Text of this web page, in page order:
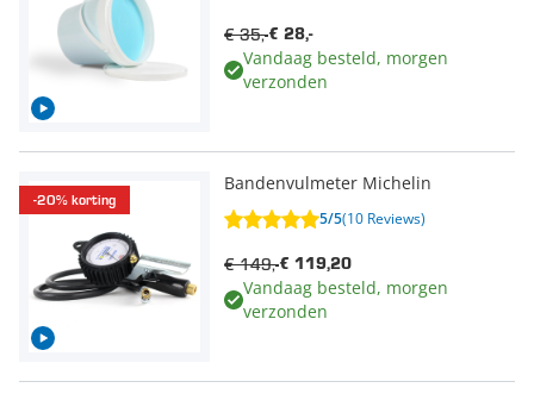
€ 28,-
€ 35,-
Vandaag besteld, morgen
verzonden
-20% korting
Bandenvulmeter Michelin
5/5(10 Reviews)
€ 119,20
€ 149,-
Vandaag besteld, morgen
verzonden